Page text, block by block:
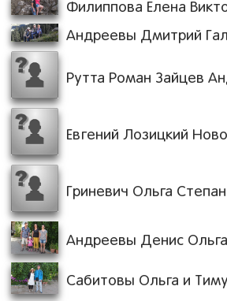
Филиппова Елена
Андреевы Дмитрий
Рутта Роман Зайцев
Евгений Лозицкий
Гриневич Ольга
Андреевы Денис Ольга
Сабитовы Ольга и